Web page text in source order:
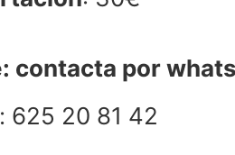
contacta por
625 20 81 42